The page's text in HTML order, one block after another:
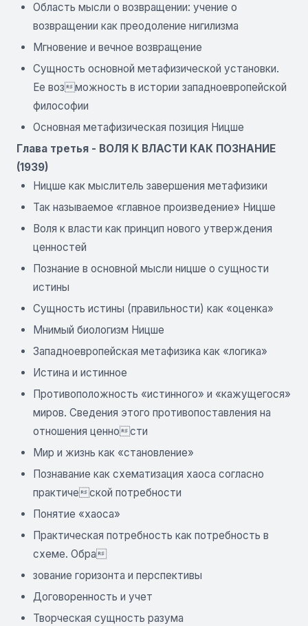
Область мысли о возвращении: учение о
возвращении как преодоление нигилизма
Мгновение и вечное возвращение
Сущность основной метафизической установки.
Ее возможность в истории западноевропейской
философии
Основная метафизическая позиция Ницше
Глава третья - ВОЛЯ К ВЛАСТИ КАК ПОЗНАНИЕ
(1939)
Ницше как мыслитель завершения метафизики
Так называемое «главное произведение» Ницше
Воля к власти как принцип нового утверждения
ценностей
Познание в основной мысли ницше о сущности
истины
Сущность истины (правильности) как «оценка»
Мнимый биологизм Ницше
Западноевропейская метафизика как «логика»
Истина и истинное
Противоположность «истинного» и «кажущегося»
миров. Сведения этого противопоставления на
отношения ценности
Мир и жизнь как «становление»
Познавание как схематизация хаоса согласно
практической потребности
Понятие «хаоса»
Практическая потребность как потребность в
схеме. Обра
зование горизонта и перспективы
Договоренность и учет
Творческая сущность разума